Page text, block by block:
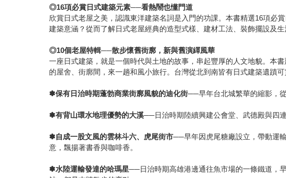
◎16項必賞日式建築元素──看熱鬧也懂門道
欣賞日式老屋之美，認識東洋建築名詞是入門的功課。本書精選16項必
建築意涵？從而了解日式老屋經典的造型式樣、建材工法、裝飾擺設及
◎10個老屋特輯──散步懷舊街廓，新與舊演繹風華
一座日式建築，就是一個時代與土地的故事，串起豐厚的人文地貌。本
的屋舍、街廓間，來一趟和風小旅行。台灣從北到南皆有日式建築遺蹟可
✽保有日治時期蓬勃商業街廓風貌的迪化街──早年台北城繁華的縮影，
✽有背山環水地理優勢的大溪──日治時期陸續興建公會堂、武德殿與四
✽自成一股文風的雲林斗六、虎尾街市──早年因虎尾糖廠設立，帶動運
意，飄揚著書香與咖啡香。
✽水陸運輸發達的哈瑪星──日治時期高雄港邊通往魚市場的一條鐵道，